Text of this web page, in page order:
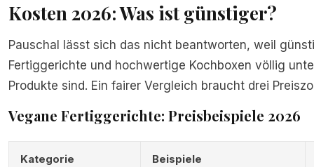
Kosten 2026: Was ist günstiger?
Pauschal lässt sich das nicht beantworten, weil
Fertiggerichte und hochwertige Kochboxen völlig
Produkte sind. Ein fairer Vergleich braucht drei
Vegane Fertiggerichte: Preisbeispiele 2026
Kategorie Beispiele